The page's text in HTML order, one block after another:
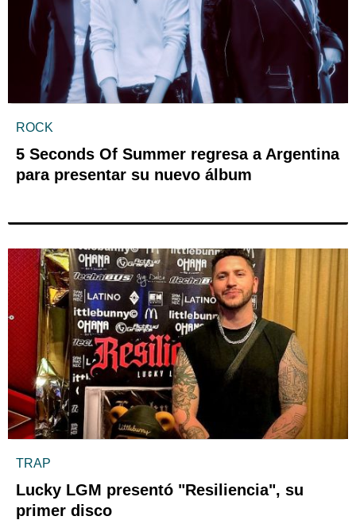
ROCK
5 Seconds Of Summer regresa a Argentina
para presentar su nuevo álbum
TRAP
Lucky LGM presentó "Resiliencia", su
primer disco